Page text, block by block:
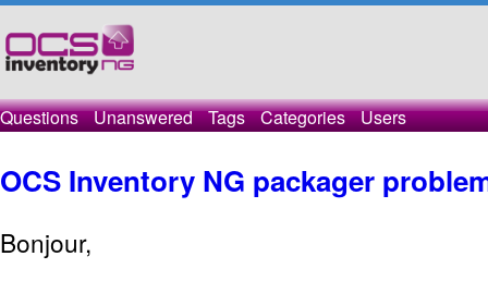
Questions Unanswered Tags Categories Users
OCS Inventory NG packager
Bonjour,